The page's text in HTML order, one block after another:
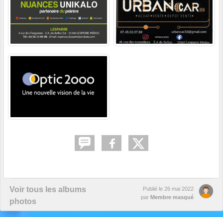
Voir tous les albums
photos
Publié le 26 mai 2022
par Membre masqué